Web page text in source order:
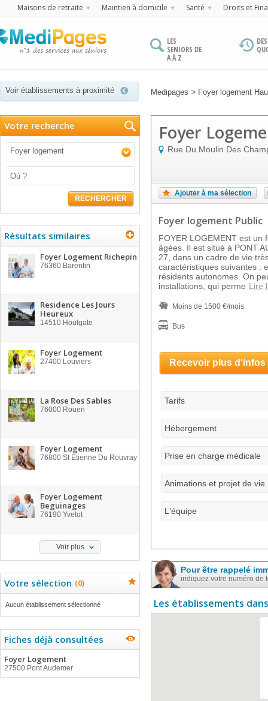
Maisons de retraite Maintien à domicile Santé Droits et
LES
SENIORS DE
A À Z
Voir établissements à proximité Medipages > Foyer logement
Votre recherche
Foyer logement
RECHERCHER
Résultats similaires
Foyer Logement Richepin
76360 Barentin
Residence Les Jours
Heureux
14510 Houlgate
Foyer Logement
27400 Louviers
La Rose Des Sables
76000 Rouen
Foyer Logement
76800 St Etienne Du Rouvray
Foyer Logement
Beguinages
76190 Yvetot
Voir plus
Votre sélection (0)
Aucun établissement sélectionné
Fiches déjà consultées
Foyer Logement
27500 Pont Audemer
Foyer
Rue Du Moulin Des
Ajouter à ma sélection
Foyer logement Public
FOYER LOGEMENT est
âgées. Il est situé à PONT
27, dans un cadre de vie
caractéristiques suivantes :
résidents autonomes. On
installations, qui perme Lire
Moins de 1500 €/mois
Bus
Recevoir plus d'infos
Tarifs
Hébergement
Prise en charge médicale
Animations et projet de vie
L'équipe
Pour être rappelé
indiquez votre numéro de
Les établissements